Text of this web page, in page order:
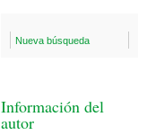
Nueva búsqueda
Información del
autor